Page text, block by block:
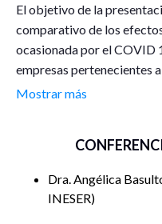
El objetivo de la
comparativo de los
ocasionada por el COVID
empresas pertenecientes
empresas de los sectores
primera en 2020, con la
segunda en 2022, con la
Mostrar más
Dra. Angélica
INESER